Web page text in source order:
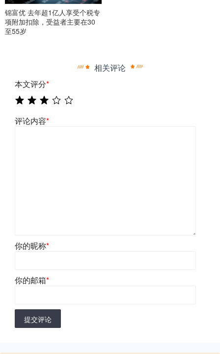
锦富优 去年超1亿人享受个税专
项附加扣除，受益者主要在30
至55岁
相关评论
本文评分*
评论内容*
你的昵称*
你的邮箱*
提交评论